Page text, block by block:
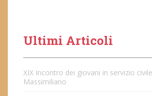
Ultimi Articoli
XIX Incontro dei giovani in servizio
Massimiliano